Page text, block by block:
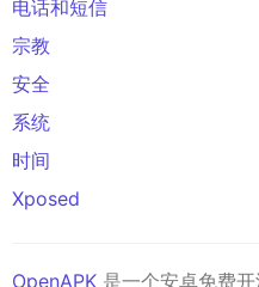
电话和短信
宗教
安全
系统
时间
Xposed
OpenAPK 是一个安卓免费